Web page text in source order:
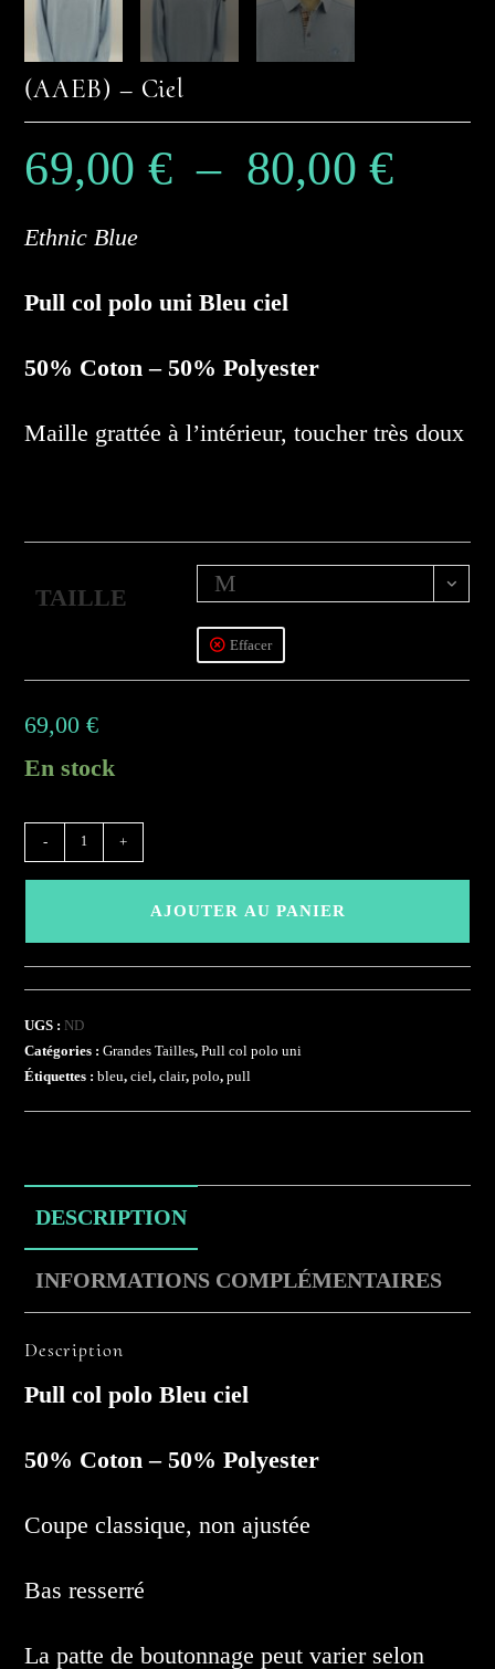
(AAEB) – Ciel
69,00 € – 80,00€prix :
Ethnic Blue
Pull col polo uni Bleu ciel
50% Coton – 50% Polyester
Maille grattée à l’intérieur, toucher très doux
TAILLE
M
Effacer
69,00€
En stock
de
Ciel
- +
AJOUTER AU PANIER
UGS : ND
Catégories :Grandes Tailles,Pull col polo uni
Étiquettes :bleu,ciel,clair,polo,pull
DESCRIPTION
INFORMATIONS COMPLÉMENTAIRES
Description
Pull col polo Bleu ciel
50% Coton – 50% Polyester
Coupe classique, non ajustée
Bas resserré
La patte de boutonnage peut varier selon